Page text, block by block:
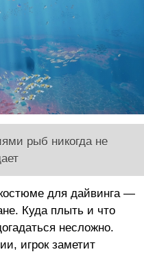
рыб никогда не
для дайвинга —
Куда плыть и что
несложно.
игрок заметит